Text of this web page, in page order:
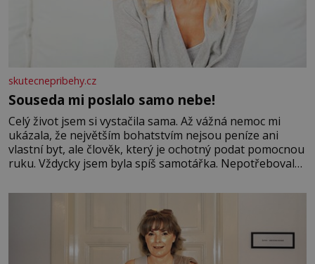
skutecnepribehy.cz
Souseda mi poslalo samo nebe!
Celý život jsem si vystačila sama. Až vážná nemoc mi
ukázala, že největším bohatstvím nejsou peníze ani
vlastní byt, ale člověk, který je ochotný podat pomocnou
ruku. Vždycky jsem byla spíš samotářka. Nepotřebovala
mi knihy, práce a hlavně klid. Hned po studiích jsem